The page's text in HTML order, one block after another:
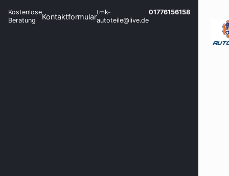
Kostenlose
Beratung
Kontaktformulartmk-
autoteile@live.de
01776156158